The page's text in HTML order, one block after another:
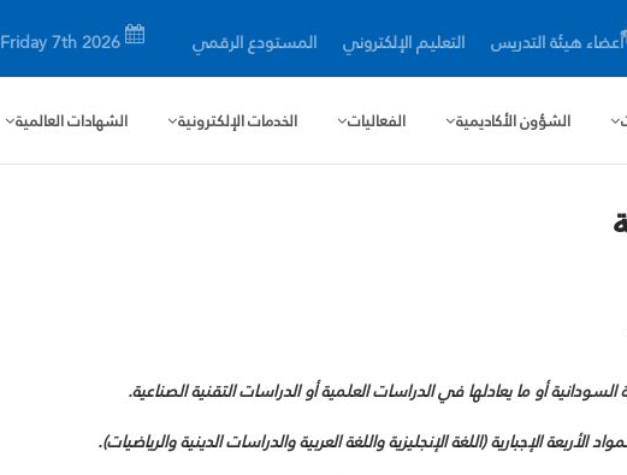
أعضاء هيئة التدريس التعليم الإلكتروني المستودع الرقمي Friday 7th 2026
الشهادات العالمية الخدمات الإلكترونية الفعاليات الشؤون الأكاديمية
السودانية أو ما يعادلها في الدراسات العلمية أو الدراسات التقنية الصناعية.
الإجبارية (اللغة الإنجليزية واللغة العربية والدراسات الدينية والرياضيات).